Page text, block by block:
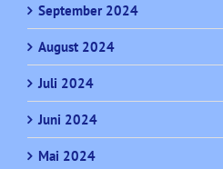
September 2024
August 2024
Juli 2024
Juni 2024
Mai 2024